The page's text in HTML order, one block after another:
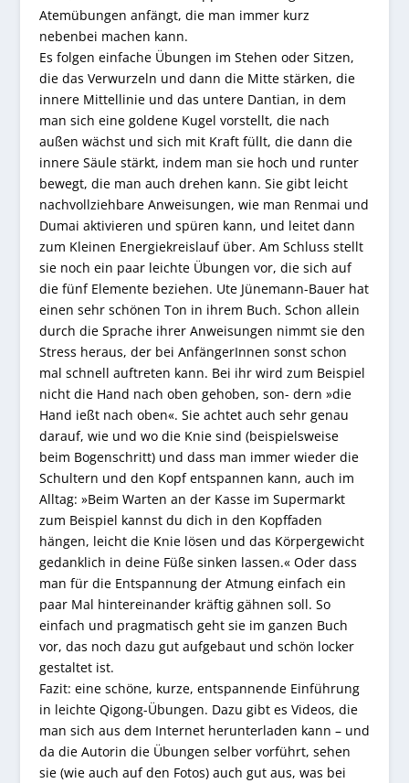
Atemübungen anfängt, die man immer kurz
nebenbei machen kann.
Es folgen einfache Übungen im Stehen oder Sitzen,
die das Verwurzeln und dann die Mitte stärken, die
innere Mittellinie und das untere Dantian, in dem
man sich eine goldene Kugel vorstellt, die nach
außen wächst und sich mit Kraft füllt, die dann die
innere Säule stärkt, indem man sie hoch und runter
bewegt, die man auch drehen kann. Sie gibt leicht
nachvollziehbare Anweisungen, wie man Renmai und
Dumai aktivieren und spüren kann, und leitet dann
zum Kleinen Energiekreislauf über. Am Schluss stellt
sie noch ein paar leichte Übungen vor, die sich auf
die fünf Elemente beziehen. Ute Jünemann-Bauer hat
einen sehr schönen Ton in ihrem Buch. Schon allein
durch die Sprache ihrer Anweisungen nimmt sie den
Stress heraus, der bei AnfängerInnen sonst schon
mal schnell auftreten kann. Bei ihr wird zum Beispiel
nicht die Hand nach oben gehoben, son- dern »die
Hand ießt nach oben«. Sie achtet auch sehr genau
darauf, wie und wo die Knie sind (beispielsweise
beim Bogenschritt) und dass man immer wieder die
Schultern und den Kopf entspannen kann, auch im
Alltag: »Beim Warten an der Kasse im Supermarkt
zum Beispiel kannst du dich in den Kopffaden
hängen, leicht die Knie lösen und das Körpergewicht
gedanklich in deine Füße sinken lassen.« Oder dass
man für die Entspannung der Atmung einfach ein
paar Mal hintereinander kräftig gähnen soll. So
einfach und pragmatisch geht sie im ganzen Buch
vor, das noch dazu gut aufgebaut und schön locker
gestaltet ist.
Fazit: eine schöne, kurze, entspannende Einführung
in leichte Qigong-Übungen. Dazu gibt es Videos, die
man sich aus dem Internet herunterladen kann – und
da die Autorin die Übungen selber vorführt, sehen
sie (wie auch auf den Fotos) auch gut aus, was bei